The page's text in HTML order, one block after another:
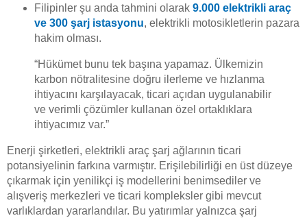
Filipinler şu anda tahmini olarak 9.000 elektrikli araç
ve 300 şarj istasyonu, elektrikli motosikletlerin pazara
hakim olması.
“Hükümet bunu tek başına yapamaz. Ülkemizin
karbon nötralitesine doğru ilerleme ve hızlanma
ihtiyacını karşılayacak, ticari açıdan uygulanabilir
ve verimli çözümler kullanan özel ortaklıklara
ihtiyacımız var.”
Enerji şirketleri, elektrikli araç şarj ağlarının ticari
potansiyelinin farkına varmıştır. Erişilebilirliği en üst düzeye
çıkarmak için yenilikçi iş modellerini benimsediler ve
alışveriş merkezleri ve ticari kompleksler gibi mevcut
varlıklardan yararlandılar. Bu yatırımlar yalnızca şarj